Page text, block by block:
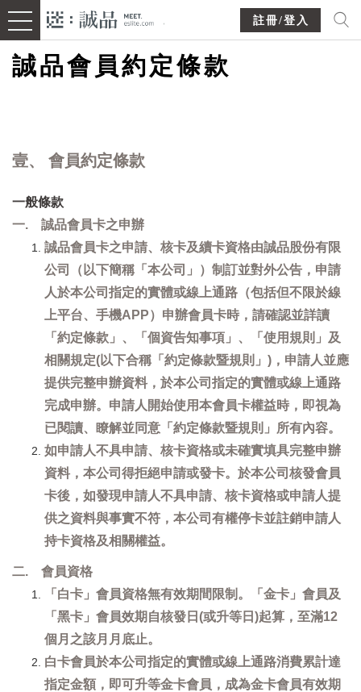
註冊/登入
誠品會員約定條款
壹、 會員約定條款
一般條款
一. 誠品會員卡之申辦
誠品會員卡之申請、核卡及續卡資格由誠品股份有限
公司（以下簡稱「本公司」）制訂並對外公告，申請
人於本公司指定的實體或線上通路（包括但不限於線
上平台、手機APP）申辦會員卡時，請確認並詳讀
「約定條款」、「個資告知事項」、「使用規則」及
相關規定(以下合稱「約定條款暨規則」)，申請人並應
提供完整申辦資料，於本公司指定的實體或線上通路
完成申辦。申請人開始使用本會員卡權益時，即視為
已閱讀、瞭解並同意「約定條款暨規則」所有內容。
如申請人不具申請、核卡資格或未確實填具完整申辦
資料，本公司得拒絕申請或發卡。於本公司核發會員
卡後，如發現申請人不具申請、核卡資格或申請人提
供之資料與事實不符，本公司有權停卡並註銷申請人
持卡資格及相關權益。
二. 會員資格
「白卡」會員資格無有效期間限制。「金卡」會員及
「黑卡」會員效期自核發日(或升等日)起算，至滿12
個月之該月月底止。
白卡會員於本公司指定的實體或線上通路消費累計達
指定金額，即可升等金卡會員，成為金卡會員有效期